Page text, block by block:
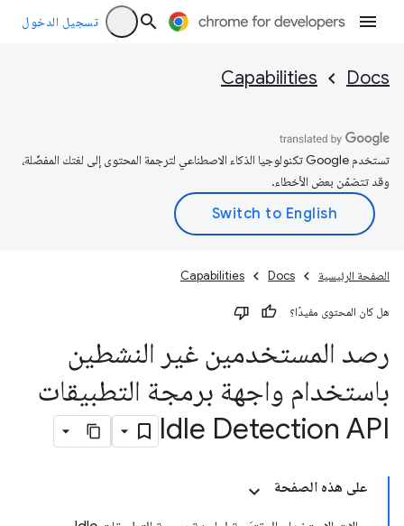
تسجيل الدخول
Docs
Capabilities
تستخدم Google تكنولوجيا الذكاء الاصطناعي لترجمة المحتوى إلى لغتك المفضّلة،
وقد تتضمّن بعض الأخطاء.
الصفحة الرئيسية Docs
Capabilities
هل كان المحتوى مفيدًا؟
رصد المستخدمين غير النشطين
باستخدام واجهة برمجة التطبيقات
Idle Detection API
على هذه الصفحة